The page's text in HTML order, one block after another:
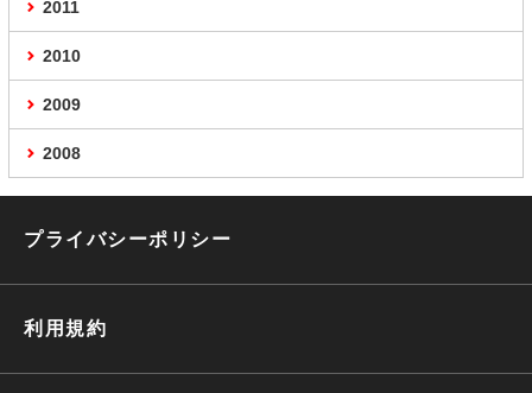
2011
2010
2009
2008
プライバシーポリシー
利用規約